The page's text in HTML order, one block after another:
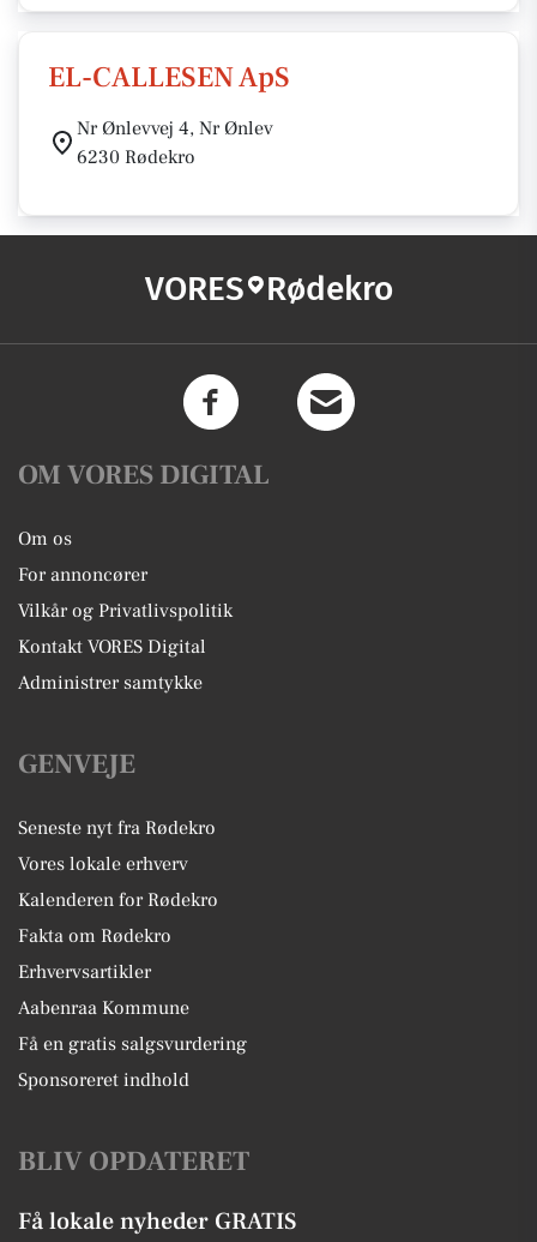
EL-CALLESEN ApS
Nr Ønlevvej 4, Nr Ønlev
6230 Rødekro
VORES Rødekro
OM VORES DIGITAL
Om os
For annoncører
Vilkår og Privatlivspolitik
Kontakt VORES Digital
Administrer samtykke
GENVEJE
Seneste nyt fra Rødekro
Vores lokale erhverv
Kalenderen for Rødekro
Fakta om Rødekro
Erhvervsartikler
Aabenraa Kommune
Få en gratis salgsvurdering
Sponsoreret indhold
BLIV OPDATERET
Få lokale nyheder GRATIS